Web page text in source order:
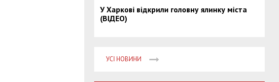
У Харкові відкрили головну ялинку міста
(ВІДЕО)
УСІ НОВИНИ